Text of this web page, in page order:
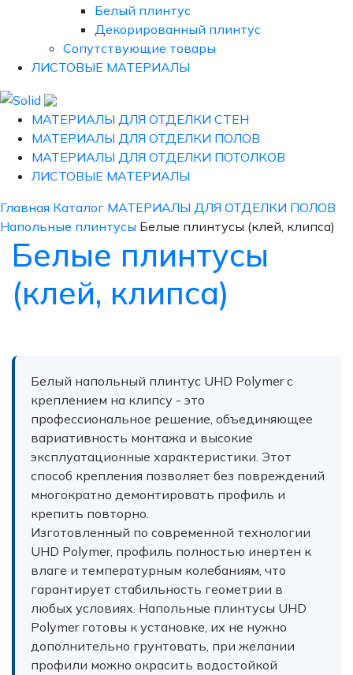
Белый плинтус
Декорированный плинтус
Сопутствующие товары
ЛИСТОВЫЕ МАТЕРИАЛЫ
МАТЕРИАЛЫ ДЛЯ ОТДЕЛКИ СТЕН
МАТЕРИАЛЫ ДЛЯ ОТДЕЛКИ ПОЛОВ
МАТЕРИАЛЫ ДЛЯ ОТДЕЛКИ ПОТОЛКОВ
ЛИСТОВЫЕ МАТЕРИАЛЫ
Главная Каталог МАТЕРИАЛЫ ДЛЯ ОТДЕЛКИ ПОЛОВ
Напольные плинтусы Белые плинтусы (клей, клипса)
Белые плинтусы
(клей, клипса)
Белый напольный плинтус UHD Polymer с
креплением на клипсу - это
профессиональное решение, объединяющее
вариативность монтажа и высокие
эксплуатационные характеристики. Этот
способ крепления позволяет без повреждений
многократно демонтировать профиль и
крепить повторно.
Изготовленный по современной технологии
UHD Polymer, профиль полностью инертен к
влаге и температурным колебаниям, что
гарантирует стабильность геометрии в
любых условиях. Напольные плинтусы UHD
Polymer готовы к установке, их не нужно
дополнительно грунтовать, при желании
профили можно окрасить водостойкой